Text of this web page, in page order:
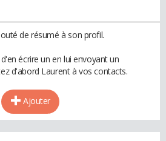
de résumé à son profil.
écrire un en lui envoyant un
d'abord Laurent à vos contacts.
Ajouter